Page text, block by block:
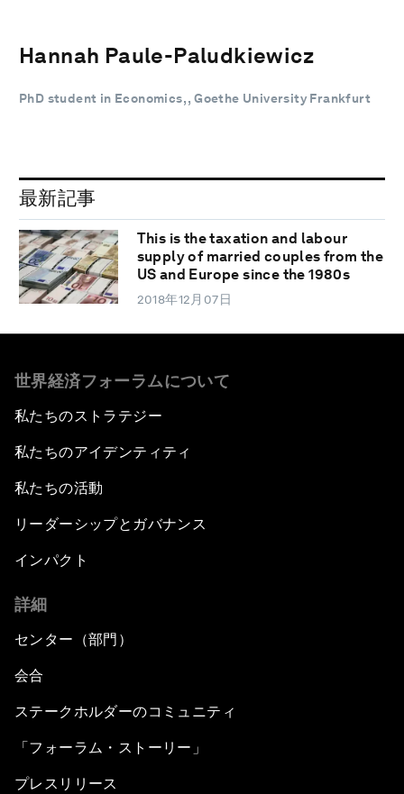
Hannah Paule-Paludkiewicz
PhD student in Economics, , Goethe University Frankfurt
最新記事
This is the taxation and labour
supply of married couples from the
US and Europe since the 1980s
2018年12月07日
世界経済フォーラムについて
私たちのストラテジー
私たちのアイデンティティ
私たちの活動
リーダーシップとガバナンス
インパクト
詳細
センター（部門）
会合
ステークホルダーのコミュニティ
「フォーラム・ストーリー」
プレスリリース